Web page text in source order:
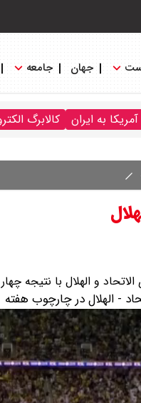
جهان جامعه
به ایران کالابرگ
و الهلال با نتیجه
رقابت‌های لیگ حرفه‌ای عربستان 2024/25 را می ببینید: